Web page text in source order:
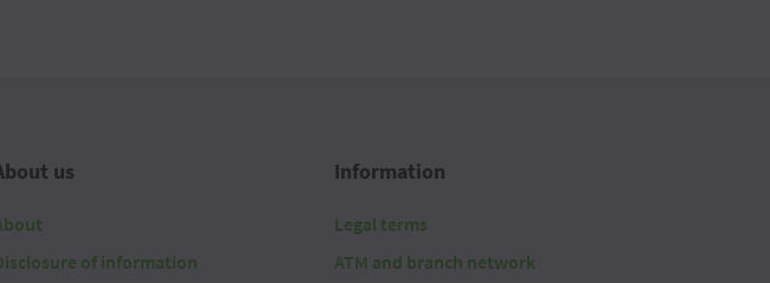
us
of information
Information
Legal terms
ATM and branch network